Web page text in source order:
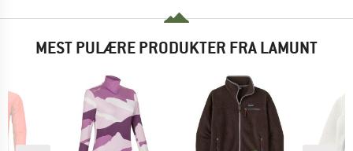
MEST PULÆRE PRODUKTER FRA LAMUNT